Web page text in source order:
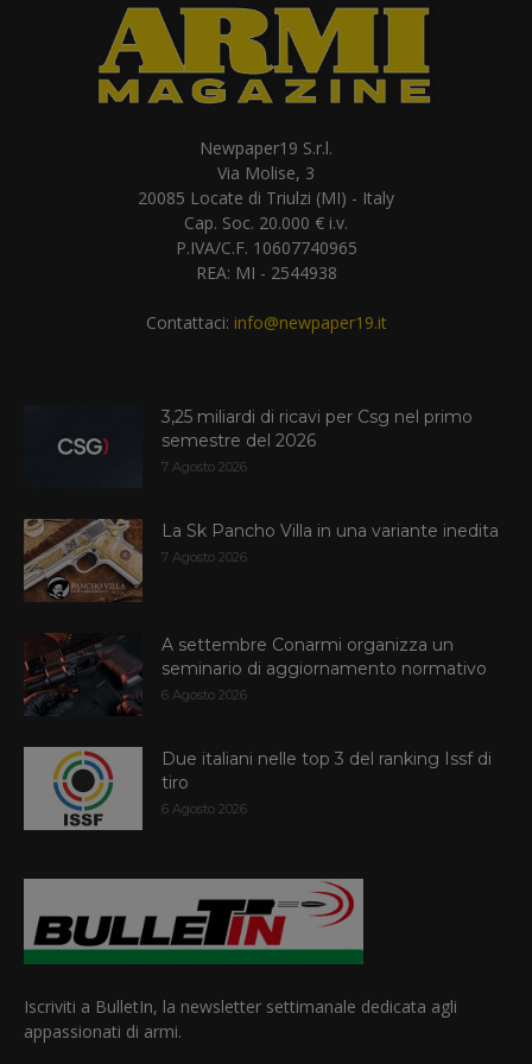
Newpaper19 S.r.l.
Via Molise, 3
20085 Locate di Triulzi (MI) - Italy
Cap. Soc. 20.000 € i.v.
P.IVA/C.F. 10607740965
REA: MI - 2544938
Contattaci: info@newpaper19.it
3,25 miliardi di ricavi per Csg nel primo
semestre del 2026
7 Agosto 2026
La Sk Pancho Villa in una variante inedita
7 Agosto 2026
A settembre Conarmi organizza un
seminario di aggiornamento normativo
6 Agosto 2026
Due italiani nelle top 3 del ranking Issf di
tiro
6 Agosto 2026
Iscriviti a BulletIn, la newsletter settimanale dedicata agli
appassionati di armi.